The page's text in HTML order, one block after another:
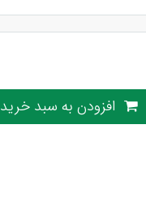
افزودن به سبد خرید